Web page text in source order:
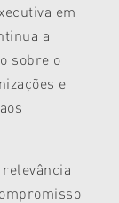
em
a
sobre o
e